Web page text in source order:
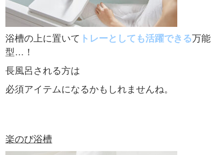
浴槽の上に置いて トレーとしても活躍できる万能
型…！
長風呂される方は
必須アイテムになるかもしれませんね。
楽のび浴槽